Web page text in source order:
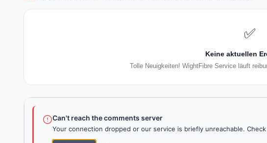
✅
Keine aktuellen
Tolle Neuigkeiten! WightFibre Service läuft
Can't reach the comments server
Your connection dropped or our service is briefly unreachable.